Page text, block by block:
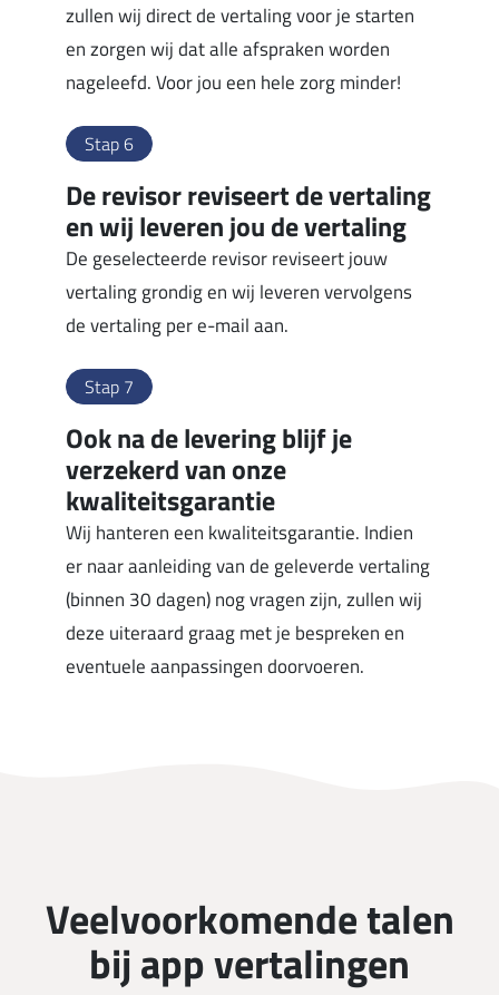
zullen wij direct de vertaling voor je starten
en zorgen wij dat alle afspraken worden
nageleefd. Voor jou een hele zorg minder!
Stap 6
De revisor reviseert de vertaling
en wij leveren jou de vertaling
De geselecteerde revisor reviseert jouw
vertaling grondig en wij leveren vervolgens
de vertaling per e-mail aan.
Stap 7
Ook na de levering blijf je
verzekerd van onze
kwaliteitsgarantie
Wij hanteren een kwaliteitsgarantie. Indien
er naar aanleiding van de geleverde vertaling
(binnen 30 dagen) nog vragen zijn, zullen wij
deze uiteraard graag met je bespreken en
eventuele aanpassingen doorvoeren.
Veelvoorkomende talen
bij app vertalingen